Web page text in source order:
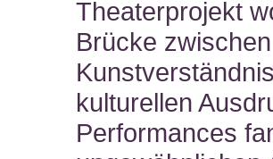
Theaterprojekt
Brücke
kulturellen
Performances